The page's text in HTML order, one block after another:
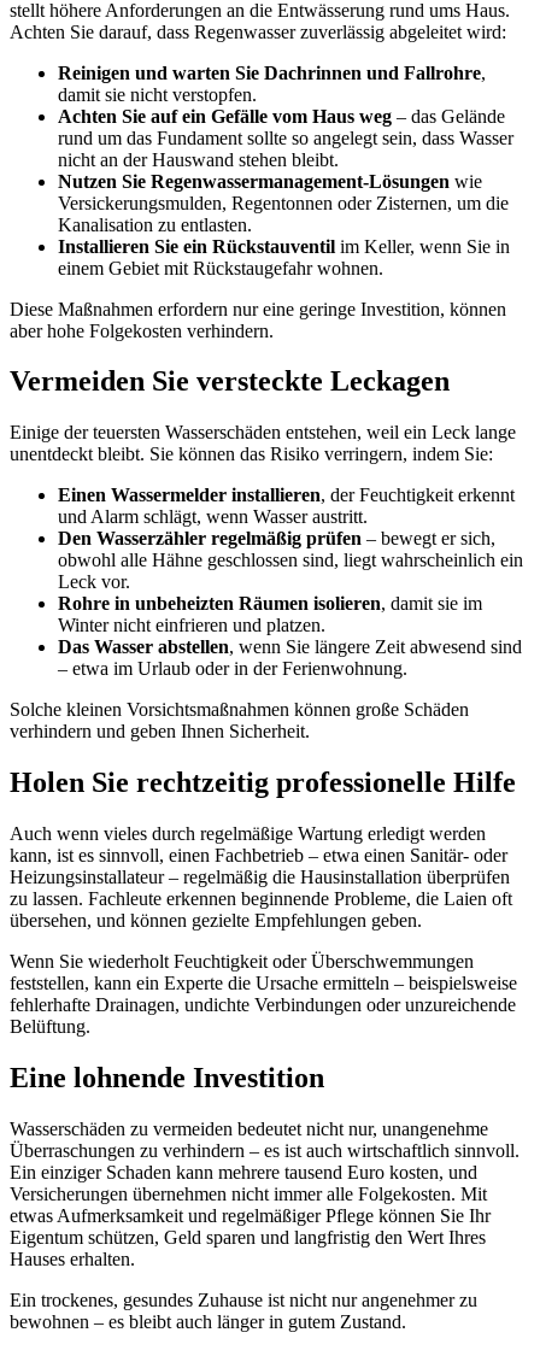
stellt höhere Anforderungen an die Entwässerung rund ums Haus.
Achten Sie darauf, dass Regenwasser zuverlässig abgeleitet wird:
Reinigen und warten Sie Dachrinnen und Fallrohre,
damit sie nicht verstopfen.
Achten Sie auf ein Gefälle vom Haus weg – das Gelände
rund um das Fundament sollte so angelegt sein, dass Wasser
nicht an der Hauswand stehen bleibt.
Nutzen Sie Regenwassermanagement-Lösungen wie
Versickerungsmulden, Regentonnen oder Zisternen, um die
Kanalisation zu entlasten.
Installieren Sie ein Rückstauventil im Keller, wenn Sie in
einem Gebiet mit Rückstaugefahr wohnen.
Diese Maßnahmen erfordern nur eine geringe Investition, können
aber hohe Folgekosten verhindern.
Vermeiden Sie versteckte Leckagen
Einige der teuersten Wasserschäden entstehen, weil ein Leck lange
unentdeckt bleibt. Sie können das Risiko verringern, indem Sie:
Einen Wassermelder installieren, der Feuchtigkeit erkennt
und Alarm schlägt, wenn Wasser austritt.
Den Wasserzähler regelmäßig prüfen – bewegt er sich,
obwohl alle Hähne geschlossen sind, liegt wahrscheinlich ein
Leck vor.
Rohre in unbeheizten Räumen isolieren, damit sie im
Winter nicht einfrieren und platzen.
Das Wasser abstellen, wenn Sie längere Zeit abwesend sind
– etwa im Urlaub oder in der Ferienwohnung.
Solche kleinen Vorsichtsmaßnahmen können große Schäden
verhindern und geben Ihnen Sicherheit.
Holen Sie rechtzeitig professionelle Hilfe
Auch wenn vieles durch regelmäßige Wartung erledigt werden
kann, ist es sinnvoll, einen Fachbetrieb – etwa einen Sanitär- oder
Heizungsinstallateur – regelmäßig die Hausinstallation überprüfen
zu lassen. Fachleute erkennen beginnende Probleme, die Laien oft
übersehen, und können gezielte Empfehlungen geben.
Wenn Sie wiederholt Feuchtigkeit oder Überschwemmungen
feststellen, kann ein Experte die Ursache ermitteln – beispielsweise
fehlerhafte Drainagen, undichte Verbindungen oder unzureichende
Belüftung.
Eine lohnende Investition
Wasserschäden zu vermeiden bedeutet nicht nur, unangenehme
Überraschungen zu verhindern – es ist auch wirtschaftlich sinnvoll.
Ein einziger Schaden kann mehrere tausend Euro kosten, und
Versicherungen übernehmen nicht immer alle Folgekosten. Mit
etwas Aufmerksamkeit und regelmäßiger Pflege können Sie Ihr
Eigentum schützen, Geld sparen und langfristig den Wert Ihres
Hauses erhalten.
Ein trockenes, gesundes Zuhause ist nicht nur angenehmer zu
bewohnen – es bleibt auch länger in gutem Zustand.